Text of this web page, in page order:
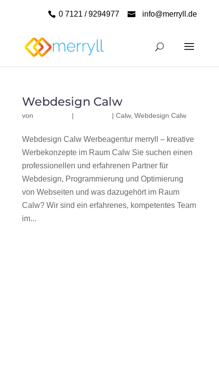
0 7121 / 9294977 info@merryll.de
Webdesign Calw
von | | Calw, Webdesign Calw
Webdesign Calw Werbeagentur merryll – kreative
Werbekonzepte im Raum Calw Sie suchen einen
professionellen und erfahrenen Partner für
Webdesign, Programmierung und Optimierung
von Webseiten und was dazugehört im Raum
Calw? Wir sind ein erfahrenes, kompetentes Team
im...